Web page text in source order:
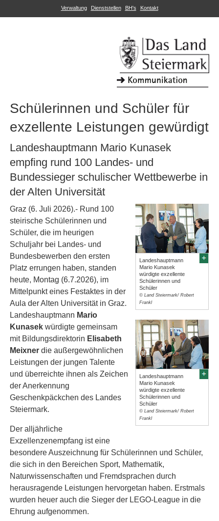
Verwaltung Dienststellen BH's Kontakt
Schülerinnen und Schüler für
exzellente Leistungen gewürdigt
Landeshauptmann Mario Kunasek
empfing rund 100 Landes- und
Bundessieger schulischer Wettbewerbe in
der Alten Universität
Landeshauptmann
Mario Kunasek
würdigte exzellente
Schülerinnen und
Schüler
© Land Steiermark/ Robert
Frankl
Landeshauptmann
Mario Kunasek
würdigte exzellente
Schülerinnen und
Schüler
© Land Steiermark/ Robert
Frankl
Graz (6. Juli 2026).- Rund 100
steirische Schülerinnen und
Schüler, die im heurigen
Schuljahr bei Landes- und
Bundesbewerben den ersten
Platz errungen haben, standen
heute, Montag (6.7.2026), im
Mittelpunkt eines Festaktes in der
Aula der Alten Universität in Graz.
Landeshauptmann Mario
Kunasek würdigte gemeinsam
mit Bildungsdirektorin Elisabeth
Meixner die außergewöhnlichen
Leistungen der jungen Talente
und überreichte ihnen als Zeichen
der Anerkennung
Geschenkpäckchen des Landes
Steiermark.
Der alljährliche
Exzellenzenempfang ist eine
besondere Auszeichnung für Schülerinnen und Schüler,
die sich in den Bereichen Sport, Mathematik,
Naturwissenschaften und Fremdsprachen durch
herausragende Leistungen hervorgetan haben. Erstmals
wurden heuer auch die Sieger der LEGO-League in die
Ehrung aufgenommen.